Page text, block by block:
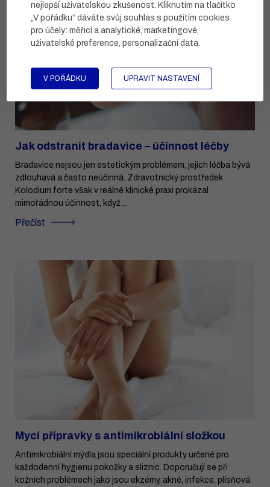
nejlepší uživatelskou zkušenost. Kliknutím na tlačítko
„V pořádku“ dáváte svůj souhlas s použitím cookies
pro účely:měřicí a analytické, marketingové,
uživatelské preference, personalizační data.
V POŘÁDKU UPRAVIT NASTAVENÍ
Jak odstranit bradavice – účinnost léčby
Bradavice nejsou jen estetickým problémem, jejich léčba bývá
zdlouhavá a často neúčinná. Zdravotnický prostředek
Kolodium forte však v reálné klinické praxi prokázal
mimořádnou účinnost, když ...
Přečíst
Mycí přípravky s antimikrobiální složkou
Antimikrobiální mýdla jsou speciální produkty určené pro
každodenní hygienu pokožky a sliznic. Doporučují se při
kožních problémech jako jsou ekzémy, akné, infekce, plísňová